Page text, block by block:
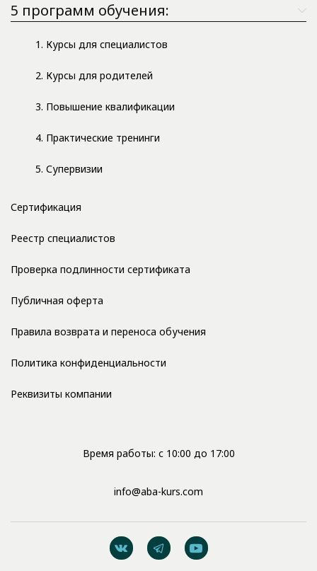
5 программ обучения:
1. Курсы для специалистов
2. Курсы для родителей
3. Повышение квалификации
4. Практические тренинги
5. Супервизии
Сертификация
Реестр специалистов
Проверка подлинности сертификата
Публичная оферта
Правила возврата и переноса обучения
Политика конфиденциальности
Реквизиты компании
Время работы: с 10:00 до 17:00
info@aba-kurs.com